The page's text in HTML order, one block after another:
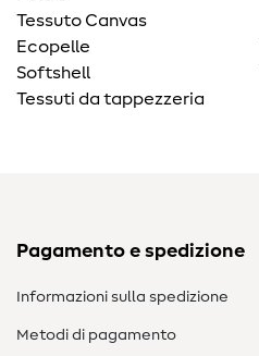
Tessuto Canvas
Ecopelle
Softshell
Tessuti da tappezzeria
Pagamento e spedizione
Informazioni sulla spedizione
Metodi di pagamento